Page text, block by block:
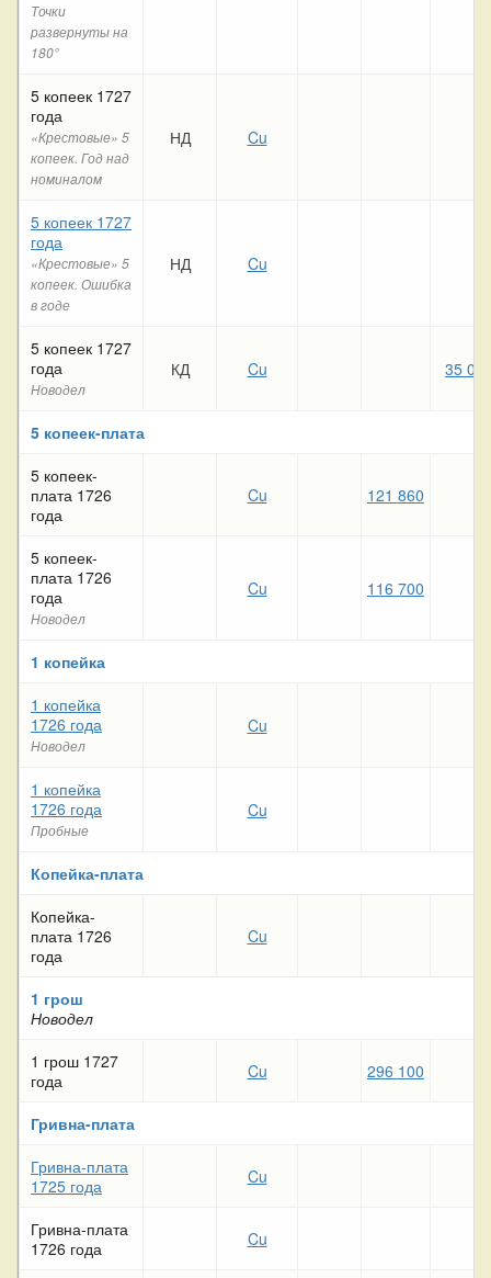
Точки
развернуты на
180°
5 копеек 1727
года
«Крестовые» 5
копеек. Год над
номиналом
НД Cu
5 копеек 1727
года
«Крестовые» 5
копеек. Ошибка
в годе
НД Cu
5 копеек 1727
года
Новодел
КД Cu 35
5 копеек-плата
5 копеек-
плата 1726
года
Cu 121 860
5 копеек-
плата 1726
года
Новодел
Cu 116 700
1 копейка
1 копейка
1726 года
Новодел
Cu
1 копейка
1726 года
Пробные
Cu
Копейка-плата
Копейка-
плата 1726
года
Cu
1 грош
Новодел
1 грош 1727
года
Cu 296 100
Гривна-плата
Гривна-плата
1725 года
Cu
Гривна-плата
1726 года
Cu